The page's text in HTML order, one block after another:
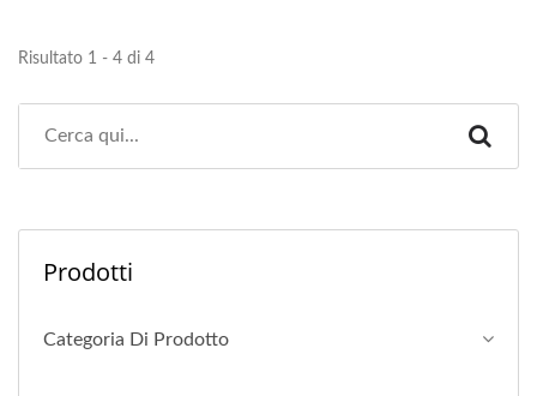
Risultato 1 - 4 di 4
Prodotti
Categoria Di Prodotto